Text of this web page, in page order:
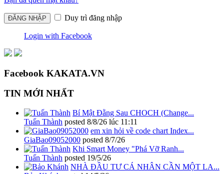
Duy trì đăng nhập
Login with Facebook
Facebook KAKATA.VN
TIN MỚI NHẤT
Bí Mật Đằng Sau CHOCH (Change...
Tuấn Thành posted 8/8/26 lúc 11:11
em xin hỏi về code chart Index...
GiaBao09052000 posted 8/7/26
Khi Smart Money "Phá Vỡ Ranh...
Tuấn Thành posted 19/5/26
NHÀ ĐẦU TƯ CÁ NHÂN CẦN MỘT LA...